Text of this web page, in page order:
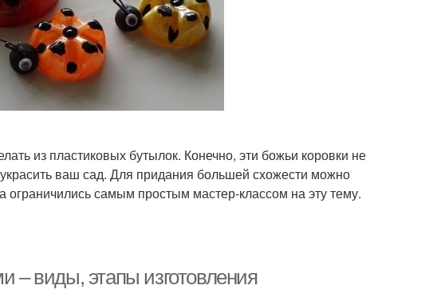
из пластиковых бутылок. Конечно, эти божьи коровки не
ваш сад. Для придания большей схожести можно
самым простым мастер-классом на эту тему.
– виды, этапы изготовления